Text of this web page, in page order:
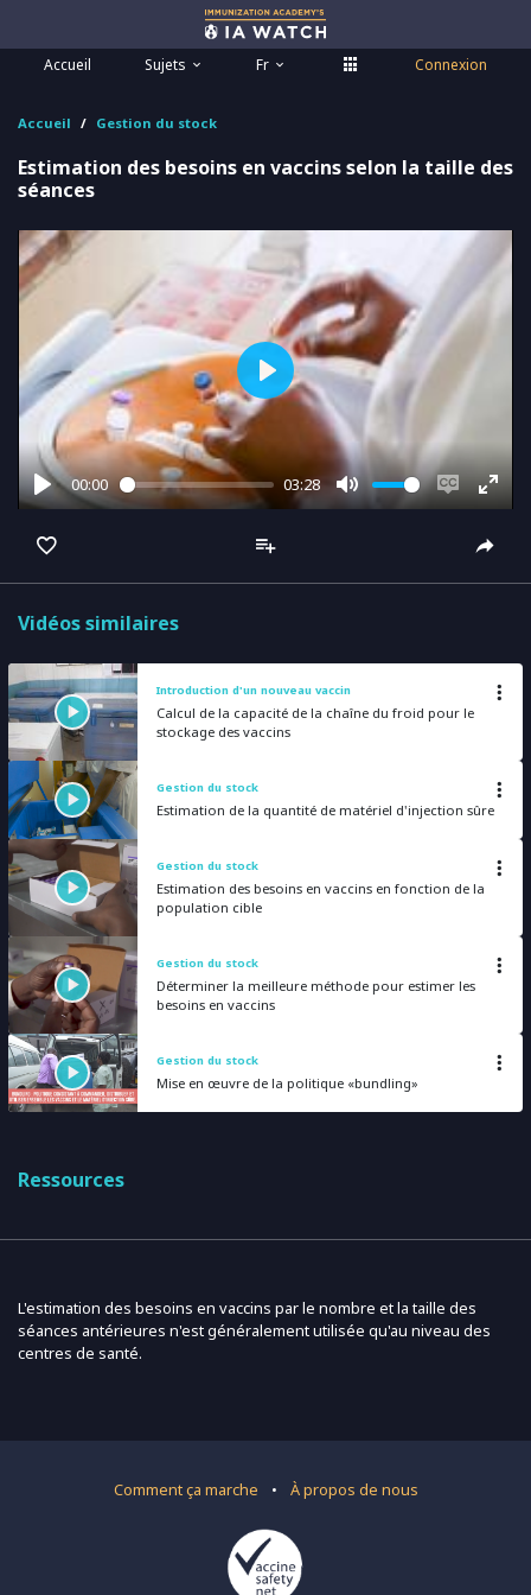
Accueil Sujets Fr Connexion
Accueil Gestion du stock
Estimation des besoins en vaccins selon la taille des
séances
Play
00:00 03:28
Mute
Enable
captions
Play
Vidéos similaires
Introduction d'un nouveau vaccin
Calcul de la capacité de la chaîne du froid pour le
stockage des vaccins
Gestion du stock
Estimation de la quantité de matériel d'injection sûre
Gestion du stock
Estimation des besoins en vaccins en fonction de la
population cible
Gestion du stock
Déterminer la meilleure méthode pour estimer les
besoins en vaccins
Gestion du stock
Mise en œuvre de la politique «bundling»
Ressources
L'estimation des besoins en vaccins par le nombre et la taille des
séances antérieures n'est généralement utilisée qu'au niveau des
centres de santé.
Comment ça marche • À propos de nous